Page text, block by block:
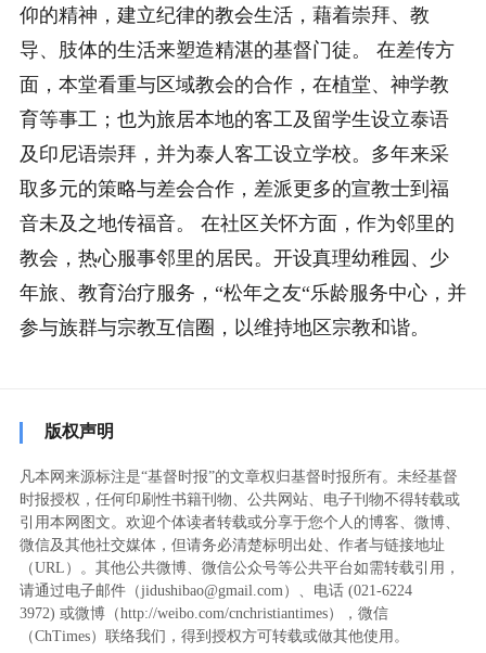
仰的精神，建立纪律的教会生活，藉着崇拜、教
导、肢体的生活来塑造精湛的基督门徒。 在差传方
面，本堂看重与区域教会的合作，在植堂、神学教
育等事工；也为旅居本地的客工及留学生设立泰语
及印尼语崇拜，并为泰人客工设立学校。多年来采
取多元的策略与差会合作，差派更多的宣教士到福
音未及之地传福音。 在社区关怀方面，作为邻里的
教会，热心服事邻里的居民。开设真理幼稚园、少
年旅、教育治疗服务，“松年之友“乐龄服务中心，并
参与族群与宗教互信圈，以维持地区宗教和谐。
版权声明
凡本网来源标注是“基督时报”的文章权归基督时报所有。未经基督
时报授权，任何印刷性书籍刊物、公共网站、电子刊物不得转载或
引用本网图文。欢迎个体读者转载或分享于您个人的博客、微博、
微信及其他社交媒体，但请务必清楚标明出处、作者与链接地址
（URL）。其他公共微博、微信公众号等公共平台如需转载引用，
请通过电子邮件（jidushibao@gmail.com）、电话 (021-6224
3972) ‬或微博（http://weibo.com/cnchristiantimes），微信
（ChTimes）联络我们，得到授权方可转载或做其他使用。